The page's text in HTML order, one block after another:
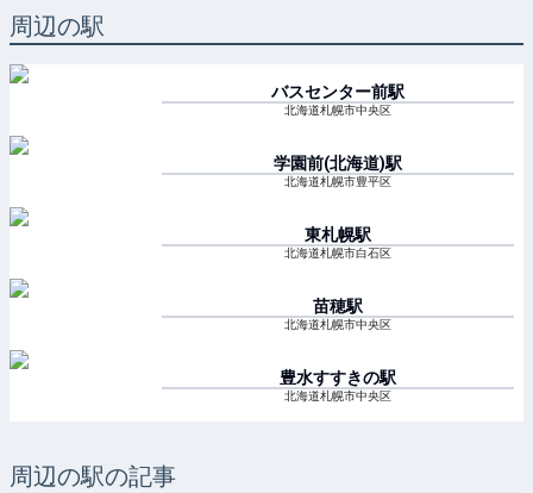
周辺の駅
バスセンター前駅
北海道札幌市中央区
学園前(北海道)駅
北海道札幌市豊平区
東札幌駅
北海道札幌市白石区
苗穂駅
北海道札幌市中央区
豊水すすきの駅
北海道札幌市中央区
周辺の駅の記事